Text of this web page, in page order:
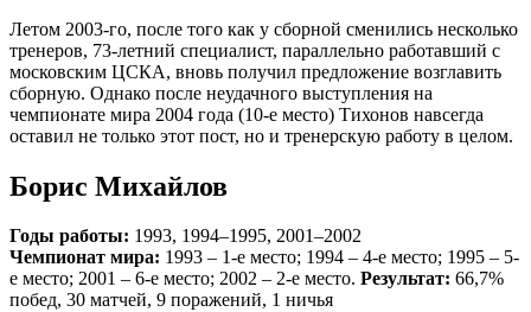
Летом 2003-го, после того как у сборной сменились несколько
тренеров, 73-летний специалист, параллельно работавший с
московским ЦСКА, вновь получил предложение возглавить
сборную. Однако после неудачного выступления на
чемпионате мира 2004 года (10-е место) Тихонов навсегда
оставил не только этот пост, но и тренерскую работу в целом.
Борис Михайлов
Годы работы: 1993, 1994–1995, 2001–2002
Чемпионат мира: 1993 – 1-е место; 1994 – 4-е место; 1995 – 5-
е место; 2001 – 6-е место; 2002 – 2-е место. Результат: 66,7%
побед, 30 матчей, 9 поражений, 1 ничья